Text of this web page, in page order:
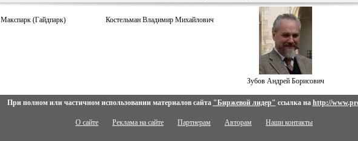
Макспарк (Гайдпарк) Костельман Владимир Михайлович
Зубов Андрей Борисович
При полном или частичном использовании материалов сайта "Биржевой лидер" ссылка на http://
О сайте Реклама на сайте Партнерам Авторам Наши контакты